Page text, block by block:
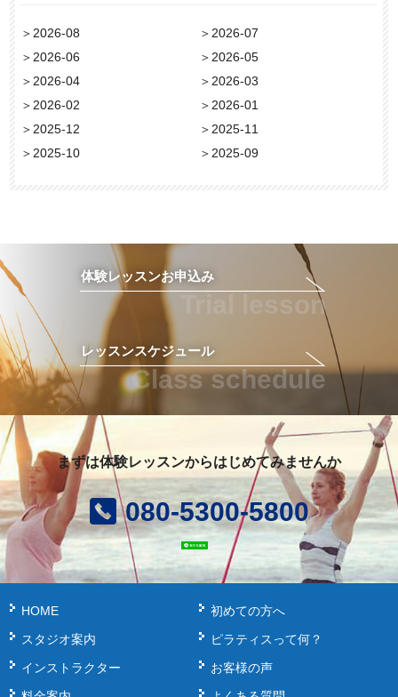
＞ 2026-08 ＞ 2026-07
＞ 2026-06 ＞ 2026-05
＞ 2026-04 ＞ 2026-03
＞ 2026-02 ＞ 2026-01
＞ 2025-12 ＞ 2025-11
＞ 2025-10 ＞ 2025-09
体験レッスンお申込み
Trial lesson
レッスンスケジュール
Class schedule
まずは体験レッスンからはじめてみませんか
080-5300-5800
HOME
スタジオ案内
インストラクター
初めての方へ
ピラティスって何？
お客様の声